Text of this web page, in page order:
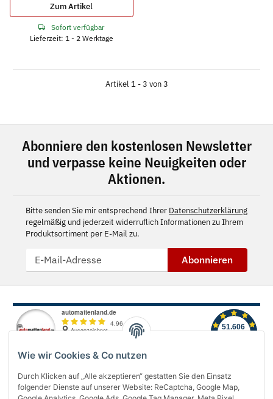
Wie wir Cookies & Co nutzen
Durch Klicken auf „Alle akzeptieren“ gestatten Sie den Einsatz
folgender Dienste auf unserer Website: ReCaptcha, Google Map,
Zum Artikel
Sofort verfügbar
Lieferzeit: 1 - 2 Werktage
Artikel 1 - 3 von 3
Abonniere den kostenlosen Newsletter
und verpasse keine Neuigkeiten oder
Aktionen.
Bitte senden Sie mir entsprechend Ihrer Datenschutzerklärung
regelmäßig und jederzeit widerruflich Informationen zu Ihrem
Produktsortiment per E-Mail zu.
Abonnieren